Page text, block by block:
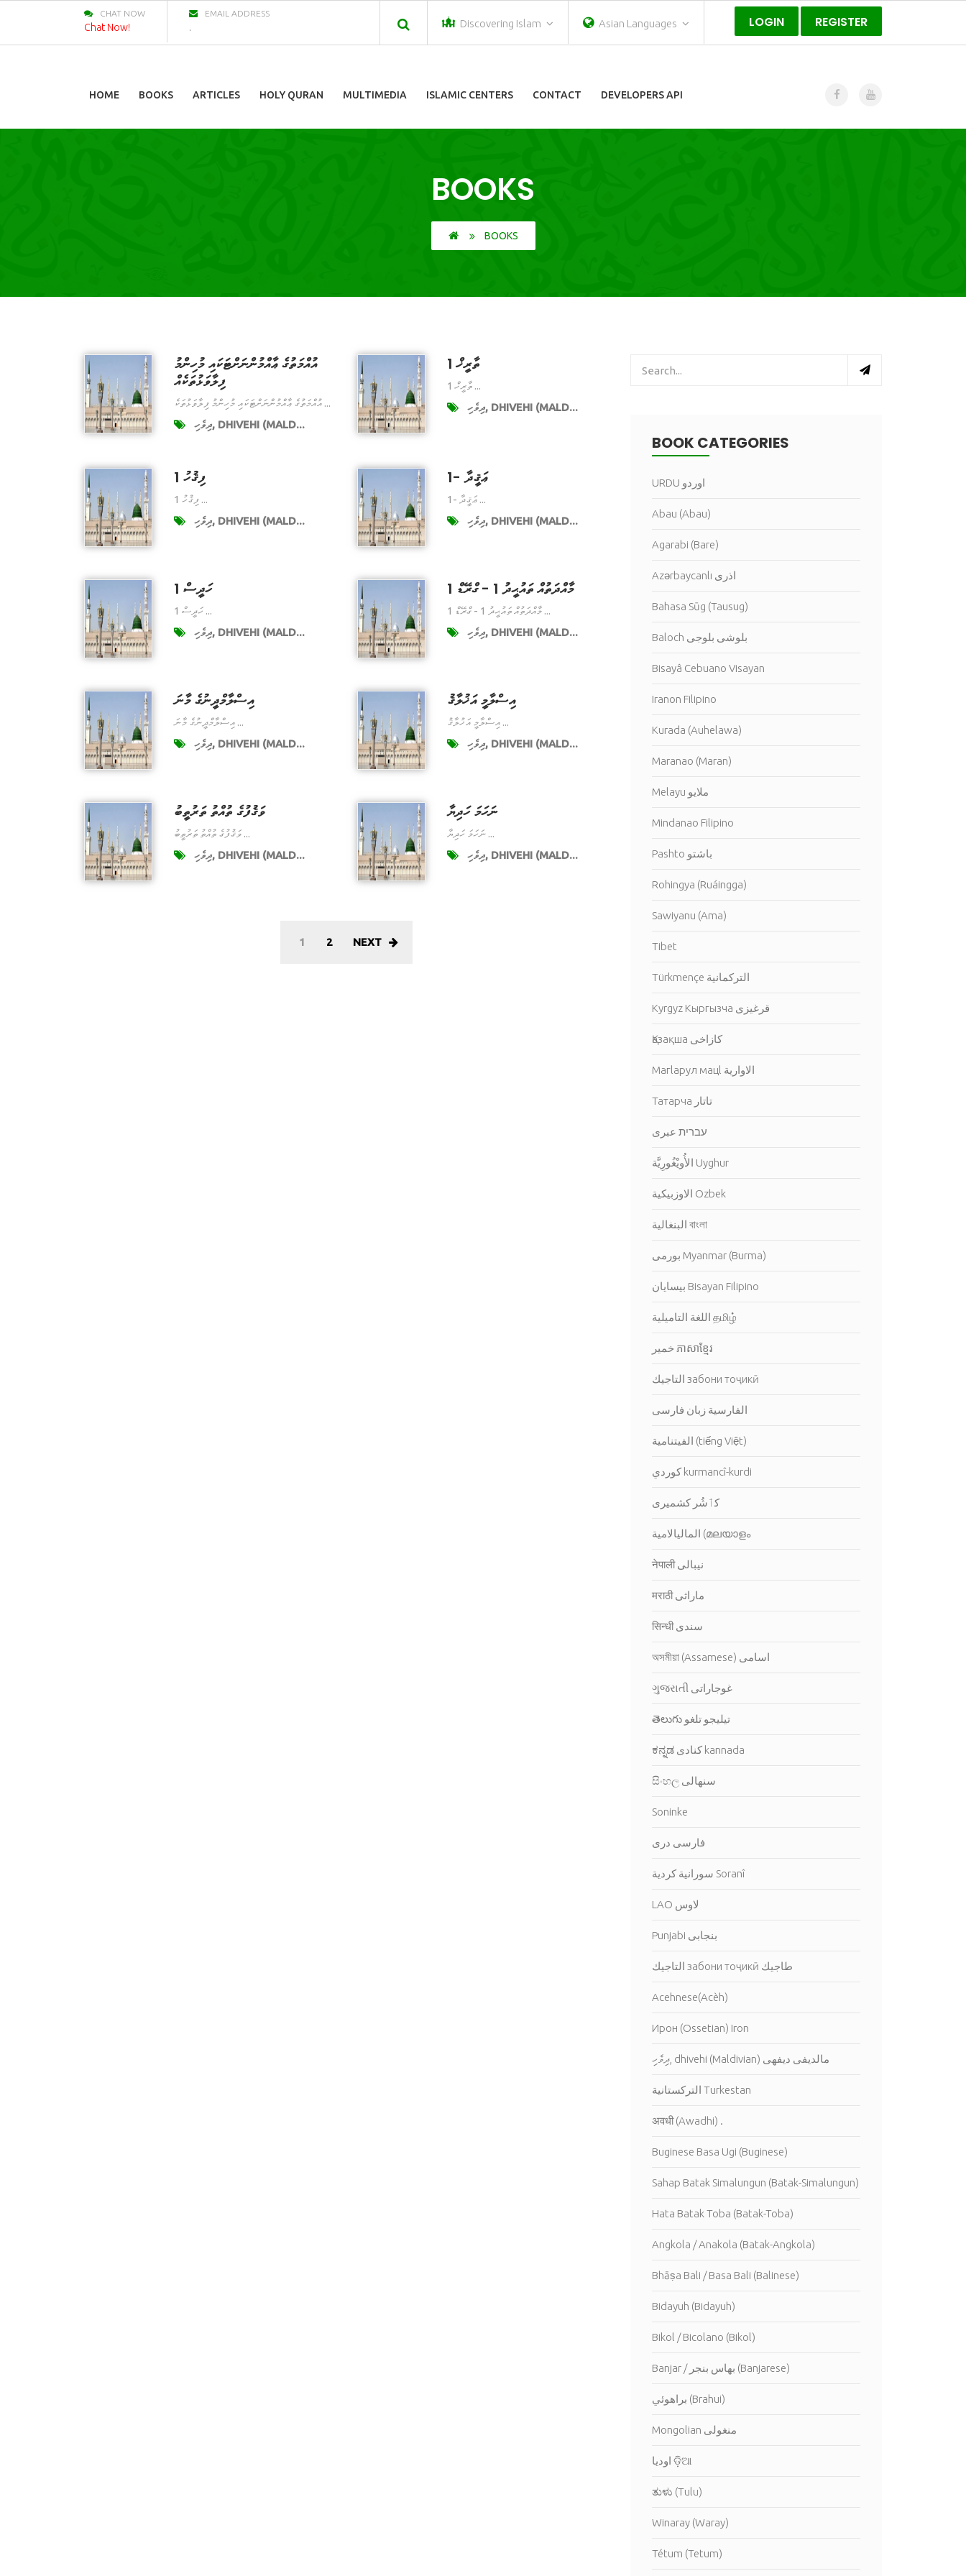
CHAT NOW
Chat Now!
EMAIL ADDRESS
. Discovering Islam Asian Languages LOGIN REGISTER
HOME BOOKS ARTICLES HOLY QURAN MULTIMEDIA ISLAMIC CENTERS CONTACT DEVELOPERS API
BOOKS
BOOKS
އުއްމަތުގެ ޢާއްމުންނަށްޓަކައި މުހިންމު
ފިލާވަޅުތަކެއް
އުއްމަތުގެ ޢާއްމުންނަށްޓަކައި މުހިންމު ފިލާވަޅުތަކެ ...
ދިވެހި, DHIVEHI (MALD...
ތާރީޚް 1
ތާރީޚް 1 ...
ދިވެހި, DHIVEHI (MALD...
ފިޤުހު 1
ފިޤުހު 1 ...
ދިވެހި, DHIVEHI (MALD...
ޢަޤީދާ -1
ޢަޤީދާ -1 ...
ދިވެހި, DHIVEHI (MALD...
ހަދީސް 1
ހަދީސް 1 ...
ދިވެހި, DHIVEHI (MALD...
މާއްދަތުއް ތައުޙީދު 1 - ގްރޭޑް 1
މާއްދަތުއް ތައުޙީދު 1 - ގްރޭޑް 1 ...
ދިވެހި, DHIVEHI (MALD...
އިސްލާމްދީނުގެ މާނަ
އިސްލާމްދީނުގެ މާނަ ...
ދިވެހި, DHIVEHI (MALD...
އިސްލާމީ އަޚުލާޤު
އިސްލާމީ އަޚުލާޤު ...
ދިވެހި, DHIVEHI (MALD...
ވަޤުފުގެ ތުއްތު ތަރުތީބު
ވަޤުފުގެ ތުއްތު ތަރުތީބު ...
ދިވެހި, DHIVEHI (MALD...
ނަހަމަ ހަދިޔާ
ނަހަމަ ހަދިޔާ ...
ދިވެހި, DHIVEHI (MALD...
1 2 NEXT
BOOK CATEGORIES
URDU اوردو
Abau (Abau)
Agarabi (Bare)
Azərbaycanlı اذرى
Bahasa Sūg (Tausug)
Baloch بلوشى بلوجى
Bisayâ Cebuano Visayan
Iranon Filipino
Kurada (Auhelawa)
Maranao (Maran)
Melayu ملايو
Mindanao Filipino
Pashto باشتو
Rohingya (Ruáingga)
Sawiyanu (Ama)
Tibet
Türkmençe التركمانية
Kyrgyz Кыргызча قرغيزى
Қазақша كازاخى
Магlарул мацl الاوارية
Татарча تاتار
עברית عبرى
الأُويْغُورِيَّة Uyghur
الاوزبيكية Ozbek
البنغالية বাংলা
بورمى Myanmar (Burma)
بيسايان Bisayan Filipino
اللغة التاميلية தமிழ்
خمير ភាសាខ្មែរ
التاجيك забони тоҷикӣ
الفارسية زبان فارسی
الفيتنامية (tiếng Việt)
كوردي kurmancî-kurdi
کٲشُر كشميرى
الماليالامية (മലയാളം ‎
नेपाली نيبالى
मराठी ماراثى
सिन्धी سندى
অসমীয়া (Assamese) اسامى
ગુજરાતી غوجاراتى
తెలుగు تيليجو تلغو
ಕನ್ನಡ كنادى kannada
සිංහල سنهالى
Soninke
فارسى درى
سورانية كردية Soranî
LAO لاوس
Punjabi بنجابى
التاجيك забони тоҷикӣ طاجيك
Acehnese(Acèh)
Ирон (Ossetian) Iron
ދިވެހި, dhivehi (Maldivian) مالديفى ديفهى
التركستانية Turkestan
अवधी (Awadhi) .
Buginese Basa Ugi (Buginese)
Sahap Batak Simalungun (Batak-Simalungun)
Hata Batak Toba (Batak-Toba)
Angkola / Anakola (Batak-Angkola)
Bhāṣa Bali / Basa Bali (Balinese)
Bidayuh (Bidayuh)
Bikol / Bicolano (Bikol)
Banjar / بهاس بنجر (Banjarese)
براهوئي (Brahui)
Mongolian منغولى
اوديا ଡ଼ିଆ
ತುಳು (Tulu)
Winaray (Waray)
Tétum (Tetum)